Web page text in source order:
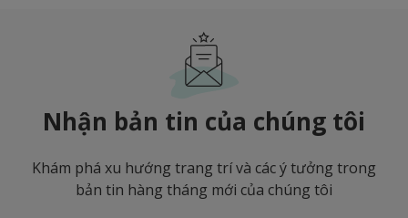
Nhận bản tin của chúng tôi
Khám phá xu hướng trang trí và các ý tưởng trong
bản tin hàng tháng mới của chúng tôi